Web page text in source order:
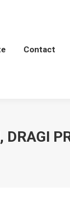
Contact